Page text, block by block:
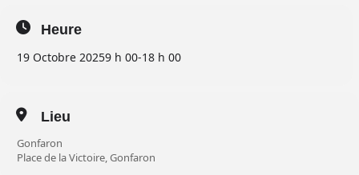
Heure
19 Octobre 20259 h 00-18 h 00
Lieu
Gonfaron
Place de la Victoire, Gonfaron